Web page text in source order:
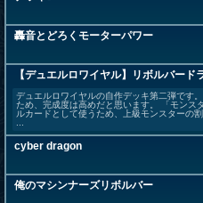
轟音とどろくモーターパワー
【デュエルロワイヤル】リボルバード
デュエルロワイヤルの自作デッキ第二弾です
ため、完成度は高めだと思います。 「モンス
ルカードとして使うため、上級モンスターの
...
cyber dragon
俺のマシンナーズリボルバー